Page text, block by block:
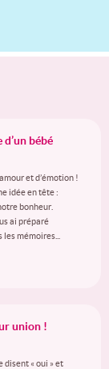
bébé
et d’émotion !
idée en tête :
bonheur.
ai préparé
mémoires...
union !
disent « oui » et